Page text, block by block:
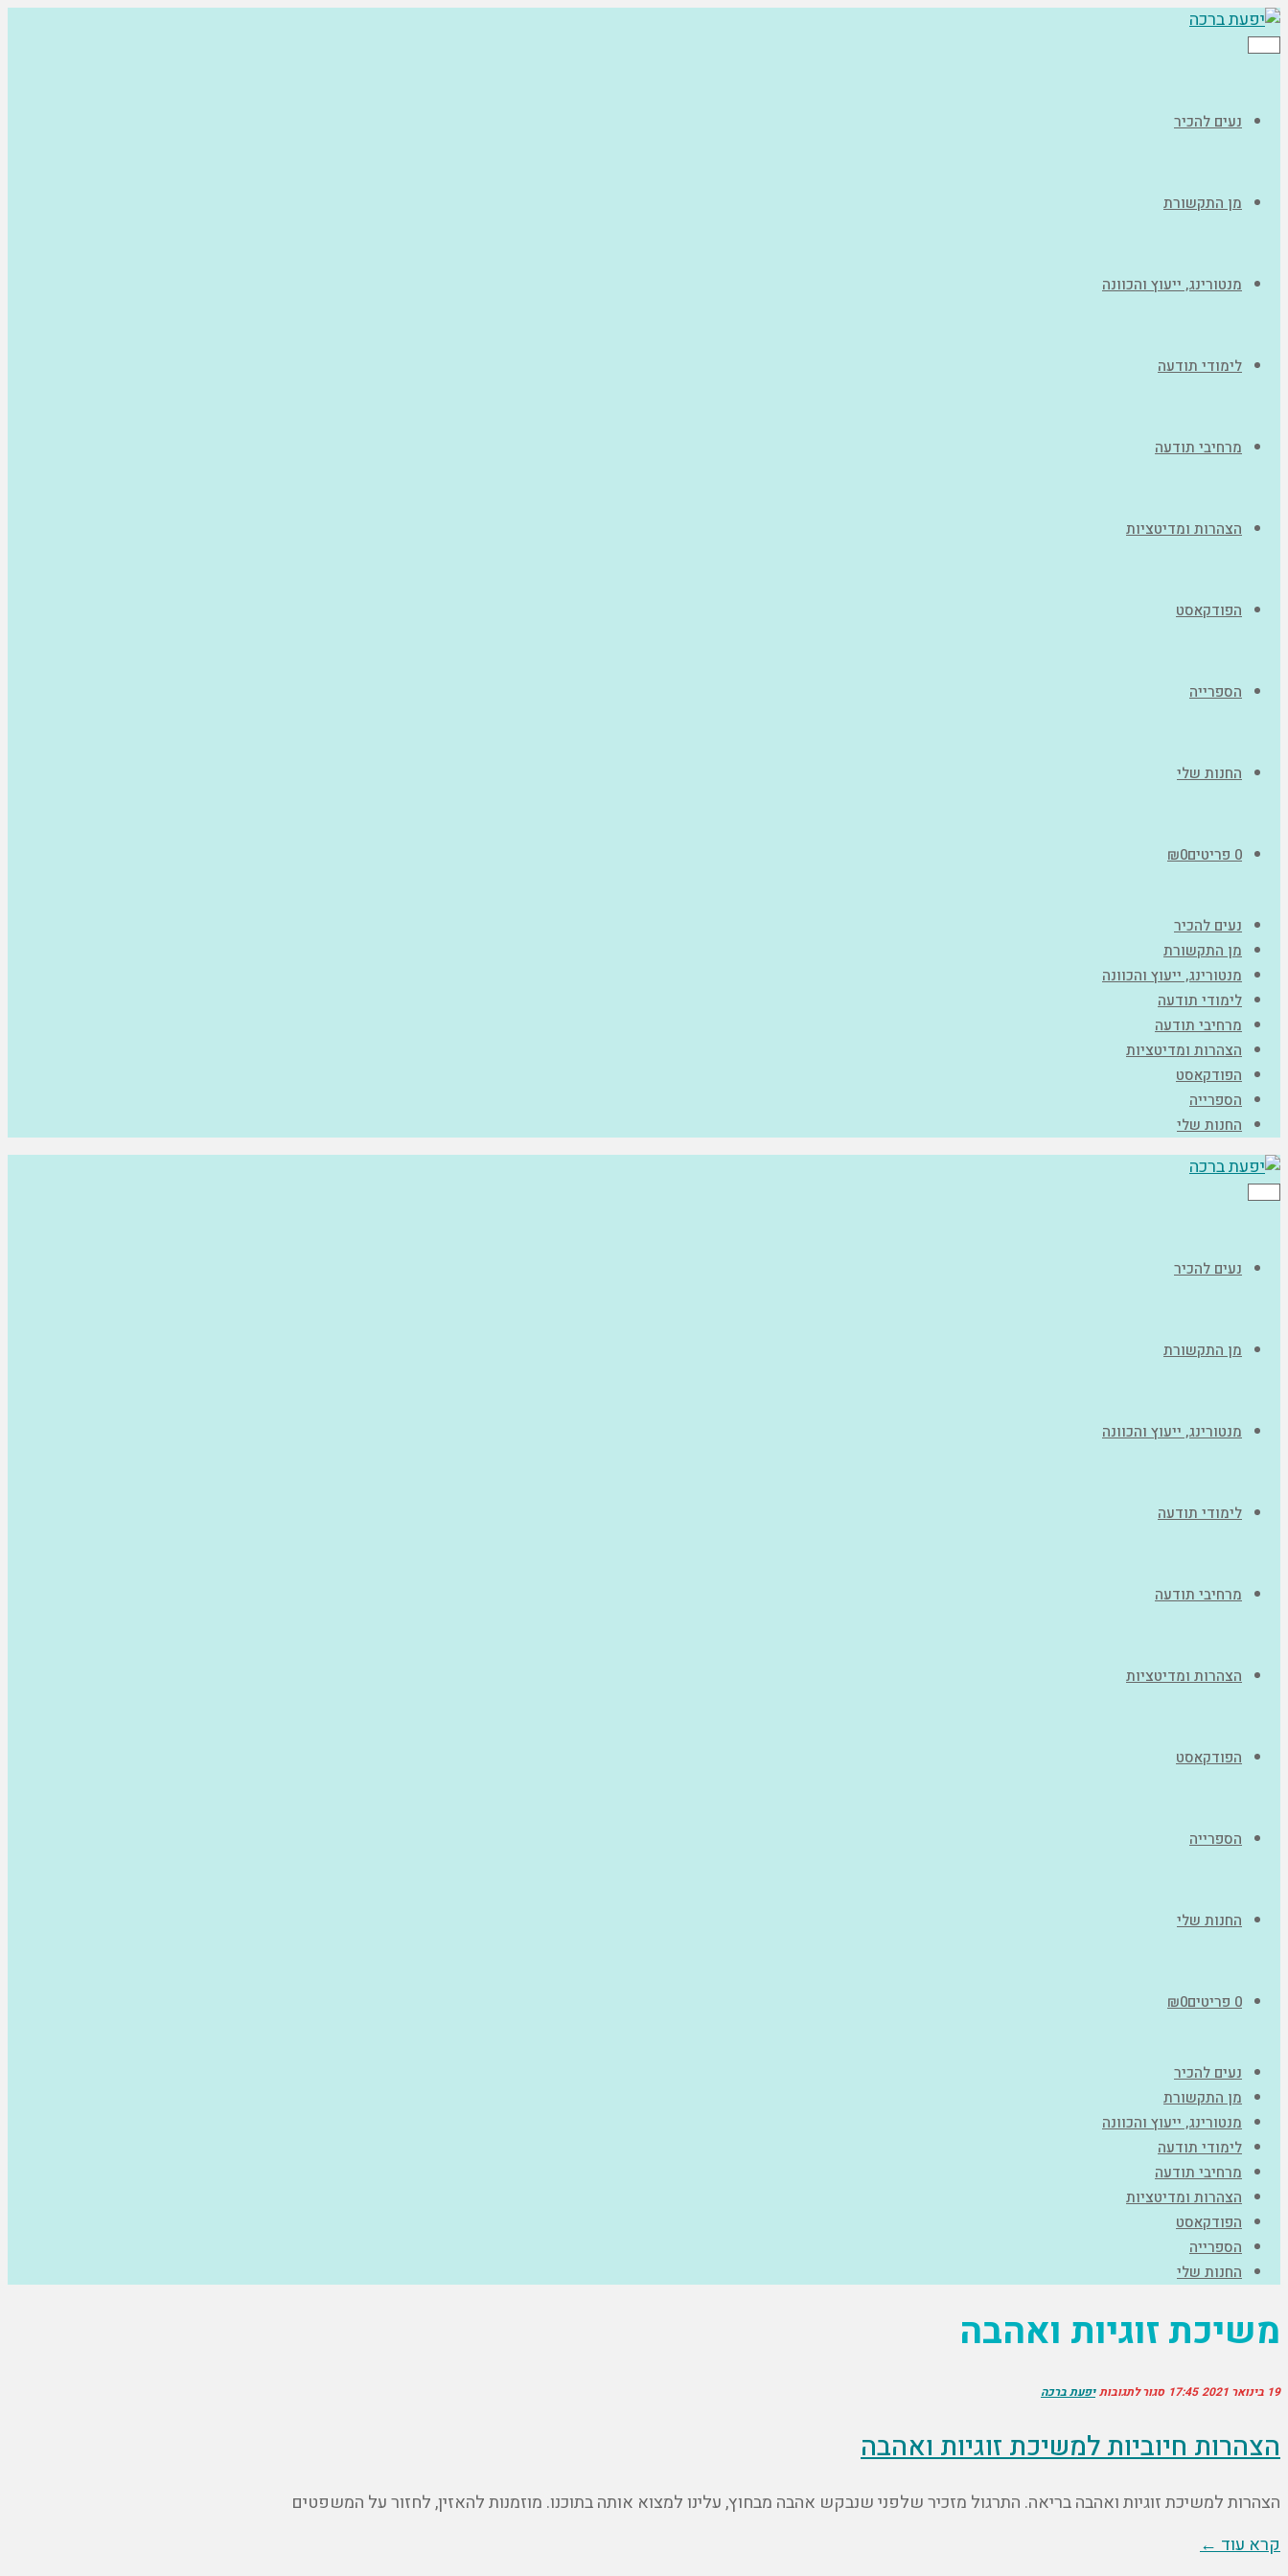
תפריט
נעים להכיר
מן התקשורת
מנטורינג, ייעוץ והכוונה
לימודי תודעה
מרחיבי תודעה
הצהרות ומדיטציות
הפודקאסט
הספרייה
החנות שלי
0 פריטים ₪0
נעים להכיר
מן התקשורת
מנטורינג, ייעוץ והכוונה
לימודי תודעה
מרחיבי תודעה
הצהרות ומדיטציות
הפודקאסט
הספרייה
החנות שלי
תפריט
נעים להכיר
מן התקשורת
מנטורינג, ייעוץ והכוונה
לימודי תודעה
מרחיבי תודעה
הצהרות ומדיטציות
הפודקאסט
הספרייה
החנות שלי
0 פריטים ₪0
נעים להכיר
מן התקשורת
מנטורינג, ייעוץ והכוונה
לימודי תודעה
מרחיבי תודעה
הצהרות ומדיטציות
הפודקאסט
הספרייה
החנות שלי
משיכת זוגיות ואהבה
19 בינואר 2021 17:45 סגור לתגובות יפעת ברכה
הצהרות חיוביות למשיכת זוגיות ואהבה
הצהרות למשיכת זוגיות ואהבה בריאה. התרגול מזכיר שלפני שנבקש אהבה מבחוץ, עלינו למצוא אותה בתוכנו. מוזמנות להאזין, לחזור על המשפטים
קרא עוד ←